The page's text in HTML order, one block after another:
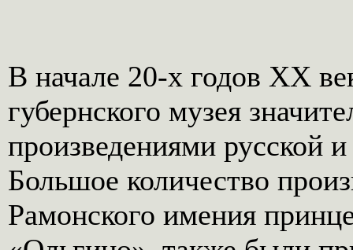
В начале 20-х годов XX
губернского музея
произведениями русской
Большое количество
Рамонского имения